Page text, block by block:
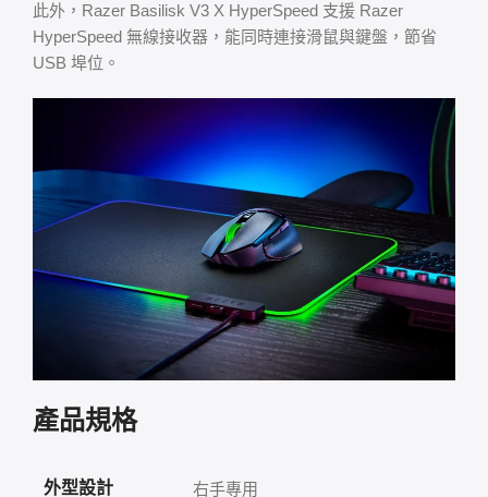
此外，Razer Basilisk V3 X HyperSpeed 支援 Razer
HyperSpeed 無線接收器，能同時連接滑鼠與鍵盤，節省
USB 埠位。
產品規格
外型設計 右手專用